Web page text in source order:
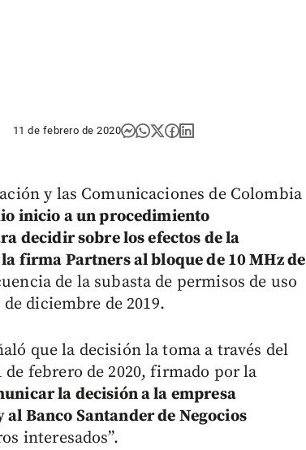
11 de febrero de 2020
y las Comunicaciones de Colombia
inicio a un procedimiento
decidir sobre los efectos de la
firma Partners al bloque de 10 MHz de
de la subasta de permisos de uso
diciembre de 2019.
que la decisión la toma a través del
febrero de 2020, firmado por la
la decisión a la empresa
Banco Santander de Negocios
interesados”.